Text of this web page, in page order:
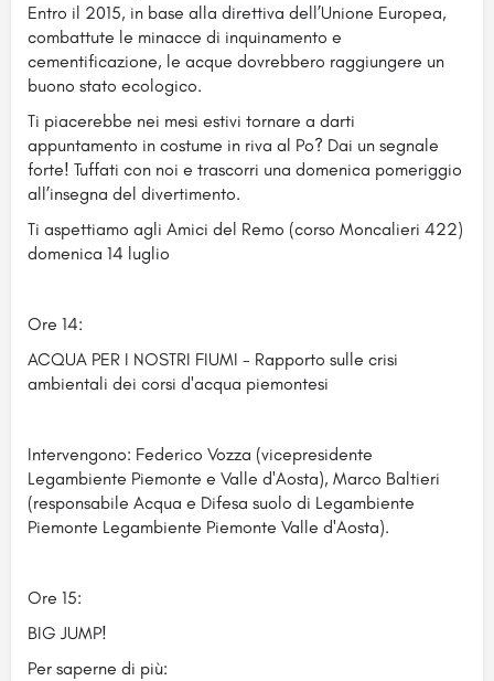
Entro il 2015, in base alla direttiva dell’Unione Europea,
combattute le minacce di inquinamento e
cementificazione, le acque dovrebbero raggiungere un
buono stato ecologico.
Ti piacerebbe nei mesi estivi tornare a darti
appuntamento in costume in riva al Po? Dai un segnale
forte! Tuffati con noi e trascorri una domenica pomeriggio
all’insegna del divertimento.
Ti aspettiamo agli Amici del Remo (corso Moncalieri 422)
domenica 14 luglio
Ore 14:
ACQUA PER I NOSTRI FIUMI - Rapporto sulle crisi
ambientali dei corsi d'acqua piemontesi
Intervengono: Federico Vozza (vicepresidente
Legambiente Piemonte e Valle d'Aosta), Marco Baltieri
(responsabile Acqua e Difesa suolo di Legambiente
Piemonte Legambiente Piemonte Valle d'Aosta).
Ore 15:
BIG JUMP!
Per saperne di più: